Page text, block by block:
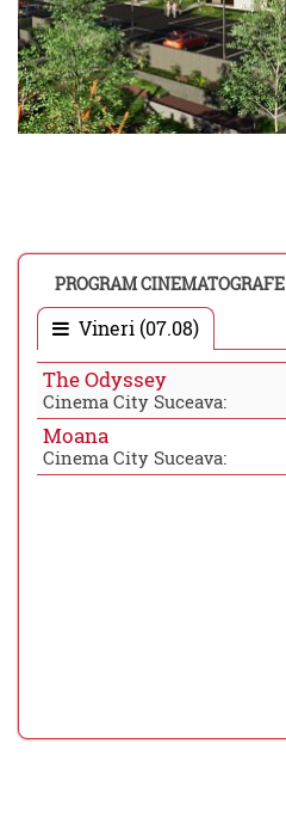
PROGRAM CINEMATOGRAFE
Vineri (07.08)
The Odyssey
Cinema City Suceava:
Moana
Cinema City Suceava: